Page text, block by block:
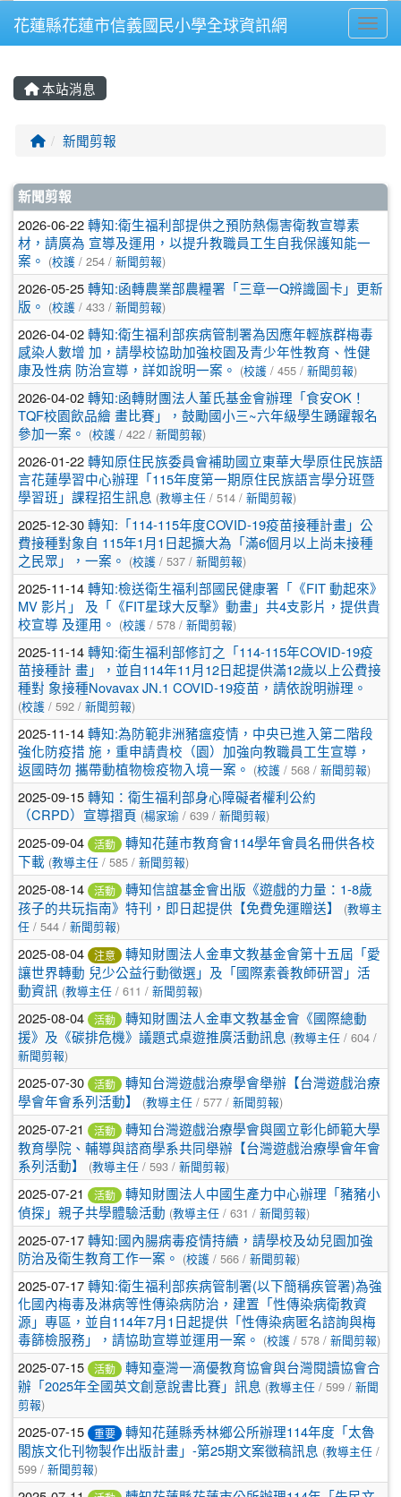
⏸
花蓮縣花蓮市信義國民小學全球資訊網
本站消息
回首頁新聞剪報
文章列表
新聞剪報
2026-06-22轉知:衛生福利部提供之預防熱傷害衛教宣導素
材，請廣為 宣導及運用，以提升教職員工生自我保護知能一
案。 (校護 / 254 / 新聞剪報)
2026-05-25轉知:函轉農業部農糧署「三章一Q辨識圖卡」更新
版。 (校護 / 433 / 新聞剪報)
2026-04-02轉知:衛生福利部疾病管制署為因應年輕族群梅毒
感染人數增 加，請學校協助加強校園及青少年性教育、性健
康及性病 防治宣導，詳如說明一案。 (校護 / 455 / 新聞剪報)
2026-04-02轉知:函轉財團法人董氏基金會辦理「食安OK！
TQF校園飲品繪 畫比賽」，鼓勵國小三~六年級學生踴躍報名
參加一案。 (校護 / 422 / 新聞剪報)
2026-01-22轉知原住民族委員會補助國立東華大學原住民族語
言花蓮學習中心辦理「115年度第一期原住民族語言學分班暨
學習班」課程招生訊息 (教導主任 / 514 / 新聞剪報)
2025-12-30轉知:「114-115年度COVID-19疫苗接種計畫」公
費接種對象自 115年1月1日起擴大為「滿6個月以上尚未接種
之民眾」，一案。 (校護 / 537 / 新聞剪報)
2025-11-14轉知:檢送衛生福利部國民健康署「《FIT 動起來》
MV 影片」 及「《FIT星球大反擊》動畫」共4支影片，提供貴
校宣導 及運用。 (校護 / 578 / 新聞剪報)
2025-11-14轉知:衛生福利部修訂之「114-115年COVID-19疫
苗接種計 畫」，並自114年11月12日起提供滿12歲以上公費接
種對 象接種Novavax JN.1 COVID-19疫苗，請依說明辦理。
(校護 / 592 / 新聞剪報)
2025-11-14轉知:為防範非洲豬瘟疫情，中央已進入第二階段
強化防疫措 施，重申請貴校（園）加強向教職員工生宣導，
返國時勿 攜帶動植物檢疫物入境一案。 (校護 / 568 / 新聞剪報)
2025-09-15轉知：衛生福利部身心障礙者權利公約
（CRPD）宣導摺頁 (楊家瑜 / 639 / 新聞剪報)
2025-09-04 活動
轉知花蓮市教育會114學年會員名冊供各校
下載 (教導主任 / 585 / 新聞剪報)
2025-08-14 活動
轉知信誼基金會出版《遊戲的力量：1-8歲
孩子的共玩指南》特刊，即日起提供【免費免運贈送】
(教導主
任 / 544 / 新聞剪報)
2025-08-04 注意
轉知財團法人金車文教基金會第十五屆「愛
讓世界轉動 兒少公益行動徵選」及「國際素養教師研習」活
動資訊 (教導主任 / 611 / 新聞剪報)
2025-08-04 活動
轉知財團法人金車文教基金會《國際總動
援》及《碳排危機》議題式桌遊推廣活動訊息 (教導主任 / 604 /
新聞剪報)
2025-07-30 活動
轉知台灣遊戲治療學會舉辦【台灣遊戲治療
學會年會系列活動】
(教導主任 / 577 / 新聞剪報)
2025-07-21 活動
轉知台灣遊戲治療學會與國立彰化師範大學
教育學院、輔導與諮商學系共同舉辦【台灣遊戲治療學會年會
系列活動】
(教導主任 / 593 / 新聞剪報)
2025-07-21 活動
轉知財團法人中國生產力中心辦理「豬豬小
偵探」親子共學體驗活動 (教導主任 / 631 / 新聞剪報)
2025-07-17轉知:國內腸病毒疫情持續，請學校及幼兒園加強
防治及衛生教育工作一案。 (校護 / 566 / 新聞剪報)
2025-07-17轉知:衛生福利部疾病管制署(以下簡稱疾管署)為強
化國內梅毒及淋病等性傳染病防治，建置「性傳染病衛教資
源」專區，並自114年7月1日起提供「性傳染病匿名諮詢與梅
毒篩檢服務」，請協助宣導並運用一案。 (校護 / 578 / 新聞剪報)
2025-07-15 活動
轉知臺灣一滴優教育協會與台灣閱讀協會合
辦「2025年全國英文創意說書比賽」訊息 (教導主任 / 599 / 新聞
剪報)
2025-07-15 重要
轉知花蓮縣秀林鄉公所辦理114年度「太魯
閣族文化刊物製作出版計畫」-第25期文案徵稿訊息 (教導主任 /
599 / 新聞剪報)